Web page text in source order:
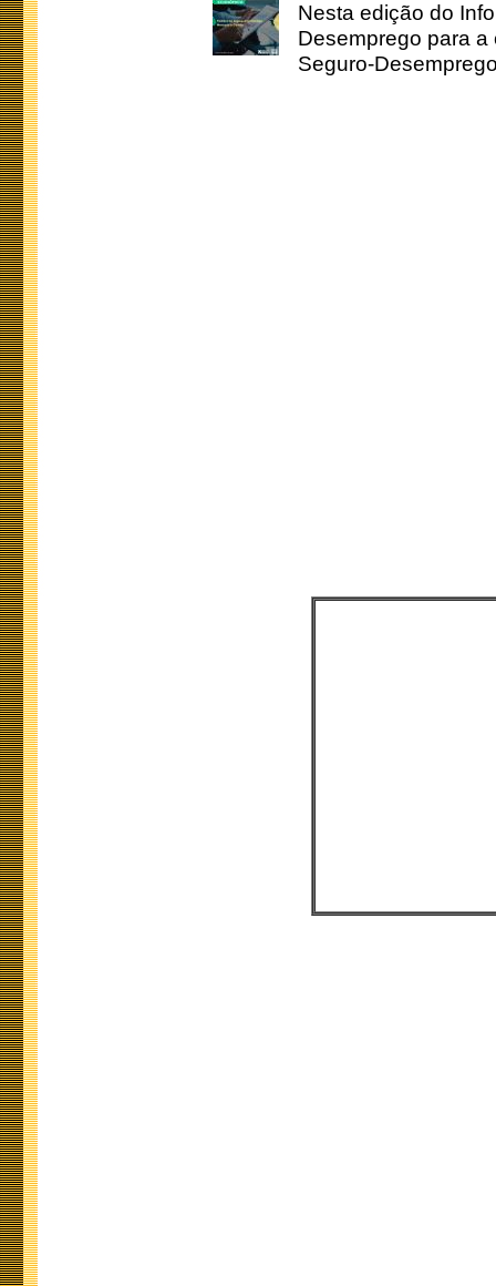
Nesta edição do
Desemprego para
Seguro-